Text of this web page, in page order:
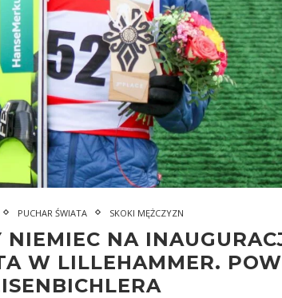
PUCHAR ŚWIATA SKOKI MĘŻCZYZN
NIEMIEC NA
W LILLEHAMMER.